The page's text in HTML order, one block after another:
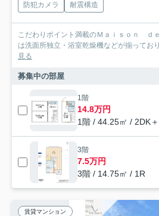
防犯カメラ
耐震構造
こだわりポイント満載のＭａｉｓｏｎ
は洗面所独立・浴室乾燥機などが揃ってお
見る
募集中の部屋
1階
14.8万円
1階 / 44.25㎡ / 2DK
3階
7.5万円
3階 / 14.75㎡ / 1R
賃貸マンション